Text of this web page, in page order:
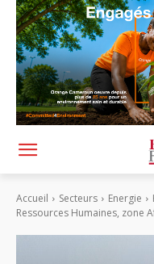
Accueil Secteurs Energie
Ressources Humaines, zone